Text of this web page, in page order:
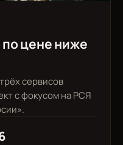
по цене ниже
сервисов
с фокусом на РСЯ